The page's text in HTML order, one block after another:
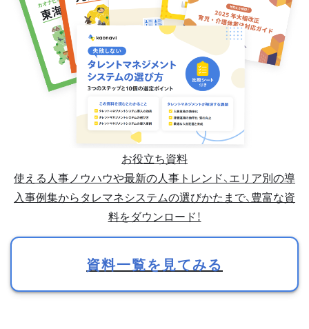
お役立ち資料
使える人事ノウハウや最新の人事トレンド、エリア別の導
入事例集からタレマネシステムの選びかたまで、豊富な資
料をダウンロード！
資料一覧を見てみる